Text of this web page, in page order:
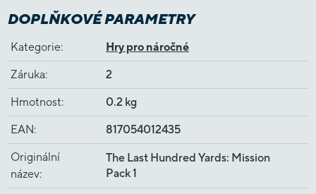
DOPLŇKOVÉ PARAMETRY
Kategorie: Hry pro náročné
Záruka: 2
Hmotnost: 0.2 kg
EAN: 817054012435
Originální
název:
The Last Hundred Yards: Mission
Pack 1